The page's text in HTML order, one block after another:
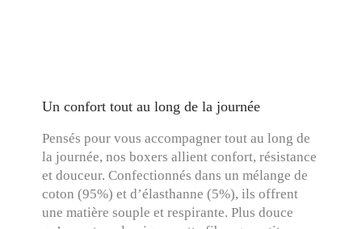
Un confort tout au long de la journée
Pensés pour vous accompagner tout au long de
la journée, nos boxers allient confort, résistance
et douceur. Confectionnés dans un mélange de
coton (95%) et d’élasthanne (5%), ils offrent
une matière souple et respirante. Plus douce